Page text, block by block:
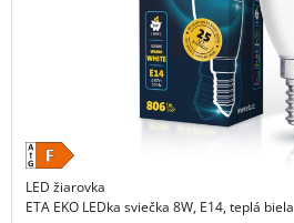
LED žiarovka
ETA EKO LEDka sviečka 8W, E14, teplá biela